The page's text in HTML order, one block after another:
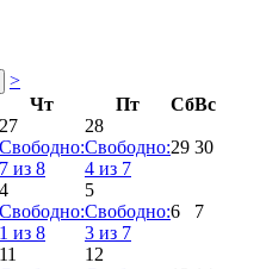
>
Чт Пт СбВс
27
Свободно:
7 из 8
28
Свободно:
4 из 7
29 30
4
Свободно:
1 из 8
5
Свободно:
3 из 7
6 7
11
12